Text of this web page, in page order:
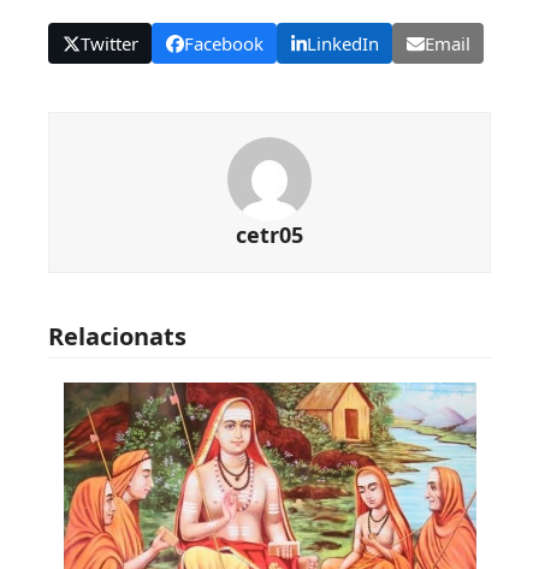
Twitter Facebook LinkedIn Email
cetr05
Relacionats